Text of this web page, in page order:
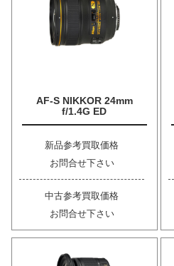
AF-S NIKKOR 24mm
f/1.4G ED
新品参考買取価格
お問合せ下さい
中古参考買取価格
お問合せ下さい